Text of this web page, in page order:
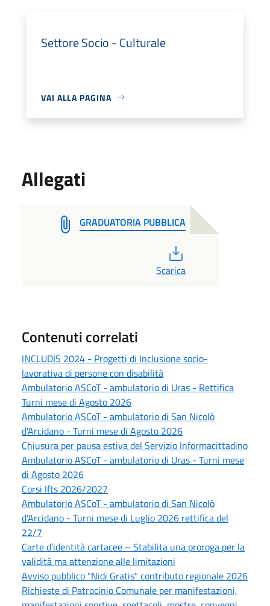
Settore Socio - Culturale
VAI ALLA PAGINA
Allegati
GRADUATORIA PUBBLICA
Scarica
Contenuti correlati
INCLUDIS 2024 - Progetti di Inclusione socio-
lavorativa di persone con disabilità
Ambulatorio ASCoT - ambulatorio di Uras - Rettifica
Turni mese di Agosto 2026
Ambulatorio ASCoT - ambulatorio di San Nicolò
d'Arcidano - Turni mese di Agosto 2026
Chiusura per pausa estiva del Servizio Informacittadino
Ambulatorio ASCoT - ambulatorio di Uras - Turni mese
di Agosto 2026
Corsi Ifts 2026/2027
Ambulatorio ASCoT - ambulatorio di San Nicolò
d'Arcidano - Turni mese di Luglio 2026 rettifica del
22/7
Carte d’identità cartacee – Stabilita una proroga per la
validità ma attenzione alle limitazioni
Avviso pubblico "Nidi Gratis" contributo regionale 2026
Richieste di Patrocinio Comunale per manifestazioni,